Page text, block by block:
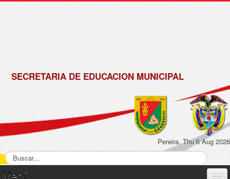
SECRETARIA DE EDUCACION MUNICIPAL
Pereira, Thu 6 Aug 2026
Menú
de